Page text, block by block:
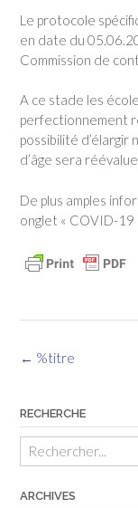
Le protocole
en date du
Commission de
A ce stade les
perfectionnement
possibilité
d’âge sera
De plus amples
onglet « COVID-19
Navigation
← %titre
RECHERCHE
ARCHIVES